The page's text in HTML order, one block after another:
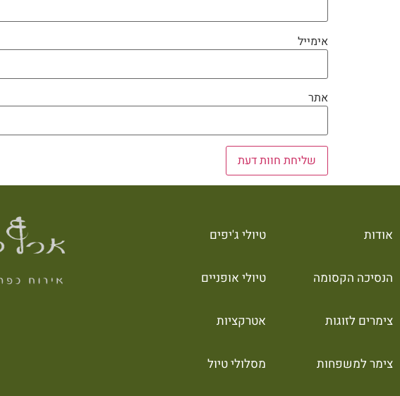
אימייל
אתר
אודות
הנסיכה הקסומה
צימרים לזוגות
צימר למשפחות
טיולי ג'יפים
טיולי אופניים
אטרקציות
מסלולי טיול